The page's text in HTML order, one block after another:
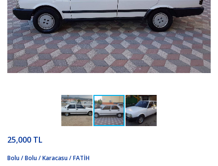
25,000 TL
Bolu / Bolu / Karacasu / FATİH